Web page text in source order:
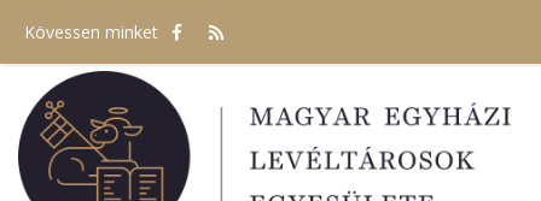
tartalomra
Kövessen minket